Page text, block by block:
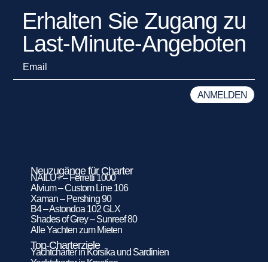
Erhalten Sie Zugang zu
Last-Minute-Angeboten
Neuzugänge für Charter
NAILU+ – Ferretti 1000
Alvium – Custom Line 106
Xaman – Pershing 90
B4 – Astondoa 102 GLX
Shades of Grey – Sunreef 80
Alle Yachten zum Mieten
Top-Charterziele
Yachtcharter in Korsika und Sardinien